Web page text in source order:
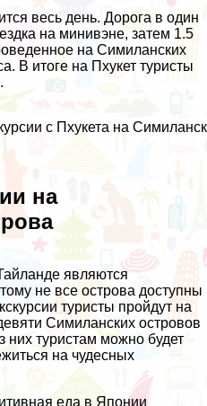
весь день. Дорога в один
на минивэне, затем 1.5
на Симиланских
В итоге на Пхукет туристы
с Пхукета на
на
являются
не все острова доступны
туристы пройдут на
Симиланских островов
них туристам можно будет
на чудесных
еда в Японии